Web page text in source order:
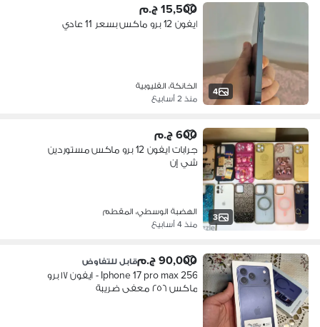
4
15,500 ج.م
ايفون 12 برو ماكس بسعر 11 عادي
الخانكة، القليوبية
منذ 2 أسابيع
3
600 ج.م
جرابات ايفون 12 برو ماكس مستوردين
شي إن
الهضبة الوسطي، المقطم
منذ 4 أسابيع
90,000 ج.م قابل للتفاوض
Iphone 17 pro max 256 - ايفون ١٧ برو
ماكس ٢٥٦ معفى ضريبة